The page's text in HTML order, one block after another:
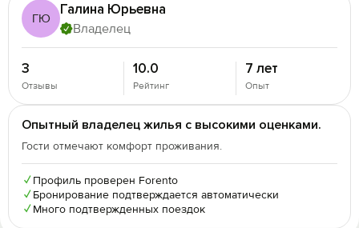
ГЮ
Галина Юрьевна
Владелец
3
Отзывы
10.0
Рейтинг
7 лет
Опыт
Опытный владелец жилья с высокими оценками.
Гости отмечают комфорт проживания.
✓ Профиль проверен Forento
✓ Бронирование подтверждается автоматически
✓ Много подтвержденных поездок